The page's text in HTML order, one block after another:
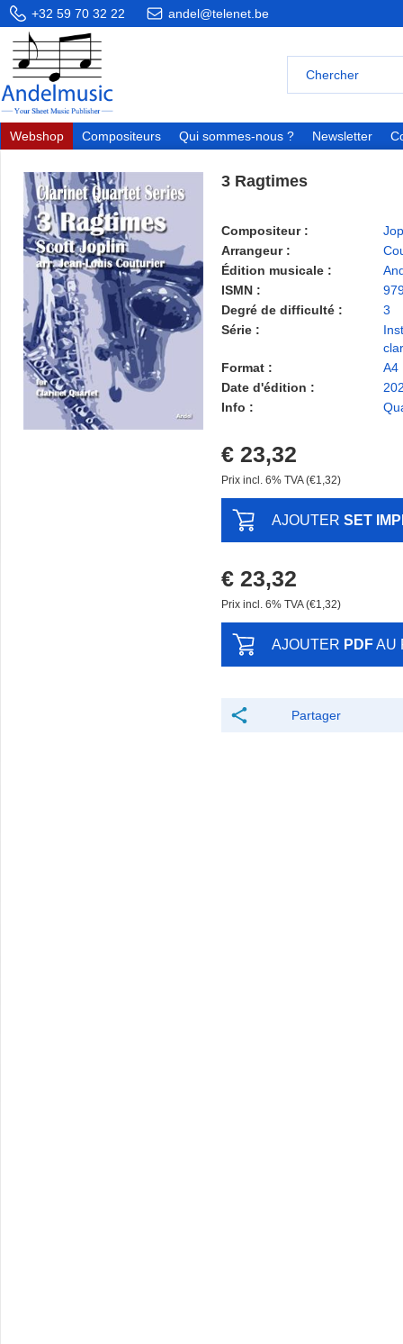
+32 59 70 32 22 andel@telenet.be
Webshop Compositeurs Qui sommes-nous ? Newsletter
3 Ragtimes
Compositeur :
Arrangeur :
Édition musicale :
ISMN :
Degré de difficulté :
3
Série :
Format :
A4
Date d'édition :
Info :
€ 23,32
Prix ​​incl. 6% TVA (€1,32)
AJOUTER SET
€ 23,32
Prix ​​incl. 6% TVA (€1,32)
AJOUTER PDFAU
Partager